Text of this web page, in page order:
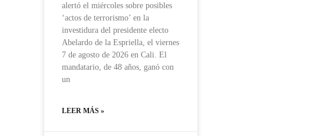
alertó el miércoles sobre posibles
‘actos de terrorismo’ en la
investidura del presidente electo
Abelardo de la Espriella, el viernes
7 de agosto de 2026 en Cali. El
mandatario, de 48 años, ganó con
un
LEER MÁS »